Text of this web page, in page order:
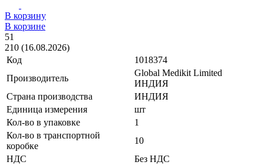
В корзину
В корзине
51
210 (16.08.2026)
Код
1018374
Производитель
Global Medikit Limited
ИНДИЯ
Страна производства
ИНДИЯ
Единица измерения
шт
Кол-во в упаковке
1
Кол-во в транспортной
коробке
10
НДС
Без НДС